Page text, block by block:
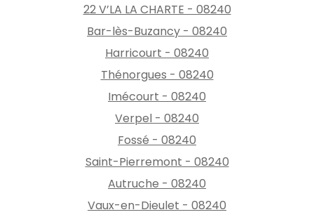
22 V’LA LA CHARTE - 08240
Bar-lès-Buzancy - 08240
Harricourt - 08240
Thénorgues - 08240
Imécourt - 08240
Verpel - 08240
Fossé - 08240
Saint-Pierremont - 08240
Autruche - 08240
Vaux-en-Dieulet - 08240